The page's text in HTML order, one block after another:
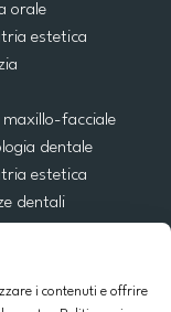
i contenuti e offrire
orale
estetica
facciale
dentale
estetica
dentali